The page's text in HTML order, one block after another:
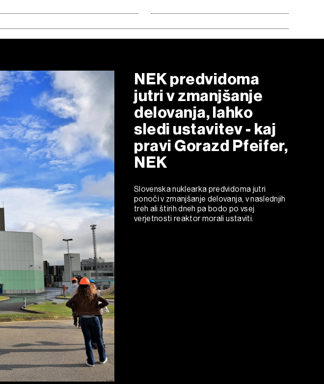
NEK predvidoma
jutri v zmanjšanje
delovanja, lahko
sledi ustavitev - kaj
pravi Gorazd Pfeifer,
NEK
Slovenska nuklearka predvidoma jutri
ponoči v zmanjšanje delovanja, v naslednjih
treh ali štirih dneh pa bodo po vsej
verjetnosti reaktor morali ustaviti.